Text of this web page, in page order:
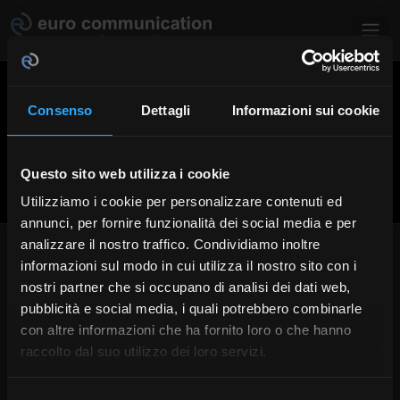
Consenso Dettagli Informazioni sui cookie
Questo sito web utilizza i cookie
Utilizziamo i cookie per personalizzare contenuti ed
annunci, per fornire funzionalità dei social media e per
analizzare il nostro traffico. Condividiamo inoltre
informazioni sul modo in cui utilizza il nostro sito con i
nostri partner che si occupano di analisi dei dati web,
pubblicità e social media, i quali potrebbero combinarle
con altre informazioni che ha fornito loro o che hanno
raccolto dal suo utilizzo dei loro servizi.
INTERPRETI SPECIALIZZATI IN
MEDICINA
In teoria non esiste come categoria a parte. Ma come nel
caso degli interpreti per la tv, si tratta di professionisti che